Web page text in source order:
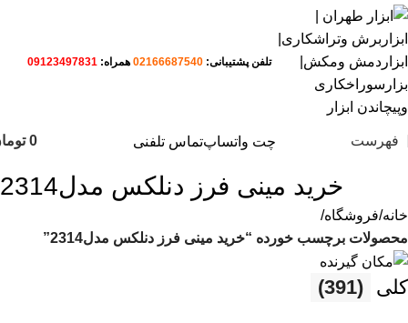
تلفن پشتیبانی: 02166687540 همراه: 09123497831
فهرست چت واتساپتماس تلفنی 0
خرید مینی فرز دنلکس مدل2314
خانه فروشگاه
محصولات برچسب خورده “خرید مینی فرز دنلکس مدل2314”
کلی (391)